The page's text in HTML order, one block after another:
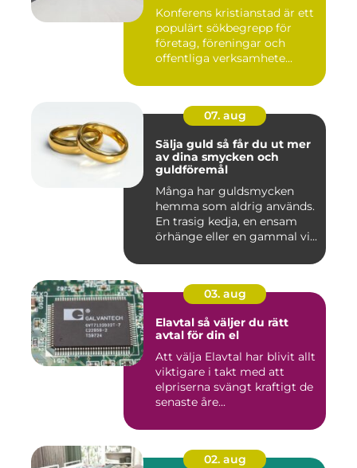
Konferens kristianstad är ett
populärt sökbegrepp för
företag, föreningar och
offentliga verksamhete...
07. aug
Sälja guld så får du ut mer
av dina smycken och
guldföremål
Många har guldsmycken
hemma som aldrig används.
En trasig kedja, en ensam
örhänge eller en gammal vi...
03. aug
Elavtal så väljer du rätt
avtal för din el
Att välja Elavtal har blivit allt
viktigare i takt med att
elpriserna svängt kraftigt de
senaste åre...
02. aug